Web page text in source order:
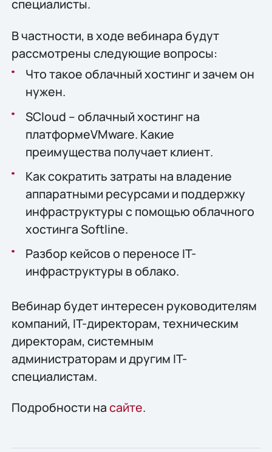
специалисты.
В частности, в ходе вебинара будут
рассмотрены следующие вопросы:
Что такое облачный хостинг и зачем он
нужен.
SCloud – облачный хостинг на
платформеVMware. Какие
преимущества получает клиент.
Как сократить затраты на владение
аппаратными ресурсами и поддержку
инфраструктуры с помощью облачного
хостинга Softline.
Разбор кейсов о переносе IT-
инфраструктуры в облако.
Вебинар будет интересен руководителям
компаний, IT-директорам, техническим
директорам, системным
администраторам и другим IT-
специалистам.
Подробности насайте.